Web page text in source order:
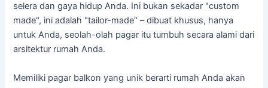
selera dan gaya hidup Anda. Ini bukan sekadar "custom
made", ini adalah "tailor-made" – dibuat khusus, hanya
untuk Anda, seolah-olah pagar itu tumbuh secara alami dari
arsitektur rumah Anda.
Memiliki pagar balkon yang unik berarti rumah Anda akan